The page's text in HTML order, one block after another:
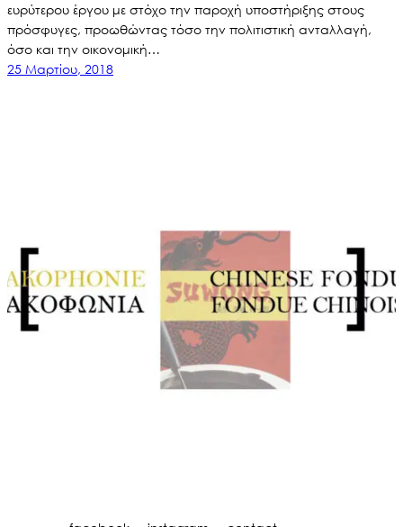
ευρύτερου έργου με στόχο την παροχή υποστήριξης στους
πρόσφυγες, προωθώντας τόσο την πολιτιστική ανταλλαγή,
όσο και την οικονομική…
25 Μαρτίου, 2018